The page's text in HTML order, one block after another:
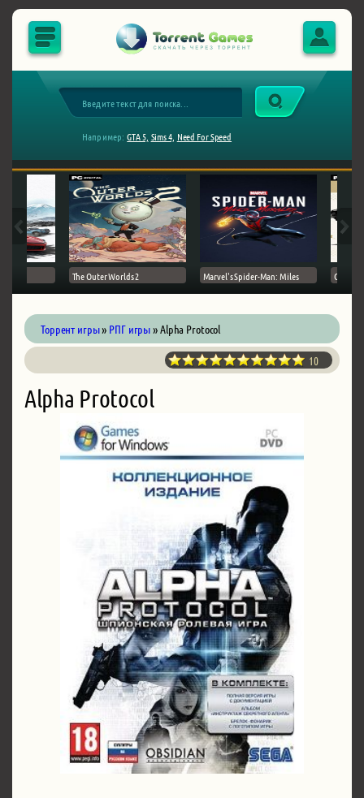
Например: GTA 5, Sims 4, Need For Speed
The Outer Worlds 2 Marvel's Spider-Man: Miles Ghost
Торрент игры» РПГ игры» Alpha Protocol
10
Alpha Protocol